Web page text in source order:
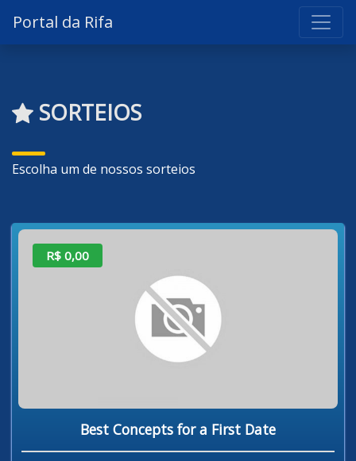
Portal da Rifa
SORTEIOS
Escolha um de nossos sorteios
R$ 0,00
Best Concepts for a First Date